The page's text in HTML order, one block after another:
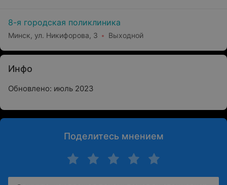
8-я городская поликлиника
Минск, ул. Никифорова, 3 Выходной
Инфо
Обновлено: июль 2023
Поделитесь мнением